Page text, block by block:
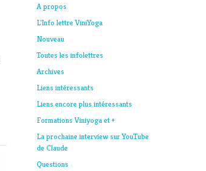
A propos
L'Info lettre ViniYoga
Nouveau
Toutes les infolettres
Archives
Liens intéressants
Liens encore plus intéressants
Formations Viniyoga et +
La prochaine interview sur YouTube
de Claude
Questions